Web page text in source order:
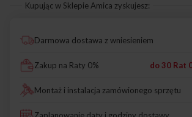
Kupując w Sklepie Amica zyskujesz:
Darmowa dostawa z wniesieniem
Zakup na Raty 0% do 30 Rat
Montaż i instalacja zamówionego sprzętu